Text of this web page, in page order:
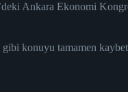
Ankara Ekonomi
konuyu tamamen